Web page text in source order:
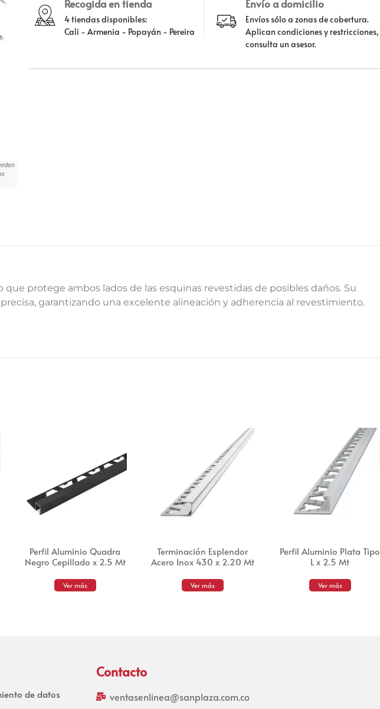
Recogida en tienda
4 tiendas disponibles:
Cali - Armenia - Popayán - Pereira
Envío a domicilio
Envíos sólo a zonas de cobertura.
Aplican condiciones y restricciones,
consulta un asesor.
protege ambos lados de las esquinas revestidas de posibles daños. Su
garantizando una excelente alineación y adherencia al revestimiento.
Perfil Aluminio Quadra
Negro Cepillado x 2.5 Mt
Ver más
Terminación Esplendor
Acero Inox 430 x 2.20 Mt
Ver más
Perfil Aluminio Plata Tipo
L x 2.5 Mt
Ver más
de datos
Contacto
ventasenlinea@sanplaza.com.co